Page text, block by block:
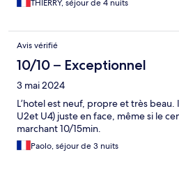
THIERRY, séjour de 4 nuits
Avis vérifié
10/10 – Exceptionnel
3 mai 2024
L’hotel est neuf, propre et très beau.
U2et U4) juste en face, même si le
marchant 10/15min.
Paolo, séjour de 3 nuits